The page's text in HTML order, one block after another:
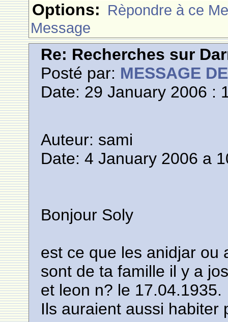
Options: Rèpondre à ce
Message
Re: Recherches sur
Posté par: MESSAGE
Date: 29 January 2006 :
Auteur: sami
Date: 4 January 2006 a
Bonjour Soly
est ce que les anidjar ou
sont de ta famille il y a
et leon n? le 17.04.1935.
Ils auraient aussi habiter